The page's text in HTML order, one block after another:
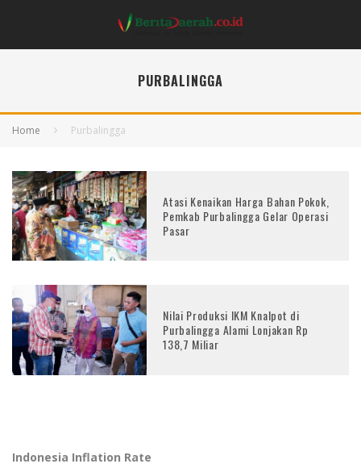
PURBALINGGA
Home Purbalingga
Atasi Kenaikan Harga Bahan Pokok,
Pemkab Purbalingga Gelar Operasi
Pasar
Nilai Produksi IKM Knalpot di
Purbalingga Alami Lonjakan Rp
138,7 Miliar
Indonesia Inflation Rate